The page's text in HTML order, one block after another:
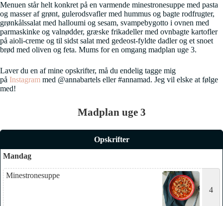
Menuen står helt konkret på en varmende minestronesuppe med pasta
og masser af grønt, gulerodsvafler med hummus og bagte rodfrugter,
grønkålssalat med halloumi og sesam, svampebygotto i ovnen med
parmaskinke og valnødder, græske frikadeller med ovnbagte kartofler
på aioli-creme og til sidst salat med gedeost-fyldte dadler og et snoet
brød med oliven og feta. Mums for en omgang madplan uge 3.
Laver du en af mine opskrifter, må du endelig tagge mig
på Instagram med @annabartels eller #annamad. Jeg vil elske at følge
med!
Madplan uge 3
Opskrifter
Mandag
Minestronesuppe
4